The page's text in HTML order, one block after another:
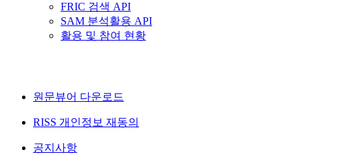
FRIC 검색 API
SAM 분석활용 API
활용 및 참여 현황
원문뷰어 다운로드
RISS 개인정보 재동의
공지사항